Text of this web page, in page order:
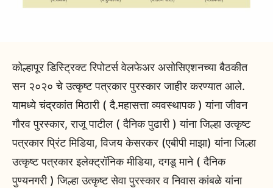
कोल्हापूर डिस्ट्रिक्ट रिपोटर्स वेलफेअर असोसिएशनच्या बैठकीत
सन २०२० चे उत्कृष्ट पत्रकार पुरस्कार जाहीर करण्यात आले.
यामध्ये चंद्रकांत मिठारी ( दै.महासत्ता व्यवस्थापक ) यांना जीवन
गौरव पुरस्कार, राजू पाटील ( दैनिक पुढारी ) यांना जिल्हा उत्कृष्ट
पत्रकार प्रिंट मिडिया, विजय केसरकर (एबीपी माझा) यांना जिल्हा
उत्कृष्ट पत्रकार इलेक्ट्रॉनिक मीडिया, दगडू माने ( दैनिक
पुण्यनगरी ) जिल्हा उत्कृष्ट सेवा पुरस्कार व निवास कांबळे यांना